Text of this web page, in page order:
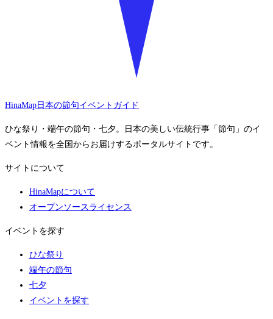
HinaMap 日本の節句イベントガイド
ひな祭り・端午の節句・七夕。日本の美しい伝統行事「節句」のイ
ベント情報を全国からお届けするポータルサイトです。
サイトについて
HinaMapについて
オープンソースライセンス
イベントを探す
ひな祭り
端午の節句
七夕
イベントを探す